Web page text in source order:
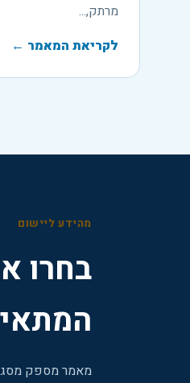
מרתק,...
לקריאת המאמר ←
מהידע ליישום
בחרו
מאמר מספק